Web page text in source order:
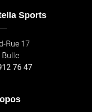
Sports
Rue 17
Bulle
76 47